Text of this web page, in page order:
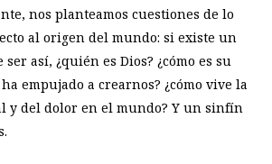
nos planteamos cuestiones de lo
al origen del mundo: si existe un
ser así, ¿quién es Dios? ¿cómo es su
empujado a crearnos? ¿cómo vive la
y del dolor en el mundo? Y un sinfín